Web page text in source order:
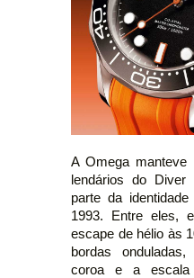
A Omega manteve
lendários do Diver
parte da
1993. Entre eles,
escape de hélio às
bordas
coroa e a